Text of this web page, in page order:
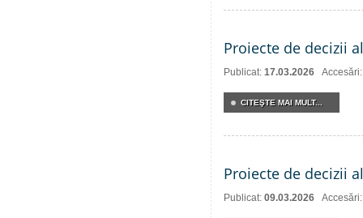
Proiecte de decizii
Publicat: 17.03.2026
CITEŞTE MAI MULT...
Proiecte de decizii
Publicat: 09.03.2026